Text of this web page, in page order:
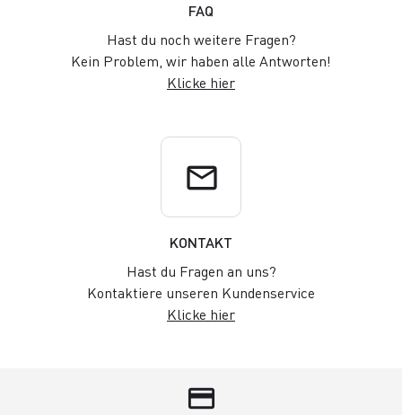
FAQ
Hast du noch weitere Fragen?
Kein Problem, wir haben alle Antworten!
Klicke hier
email
KONTAKT
Hast du Fragen an uns?
Kontaktiere unseren Kundenservice
Klicke hier
credit_card